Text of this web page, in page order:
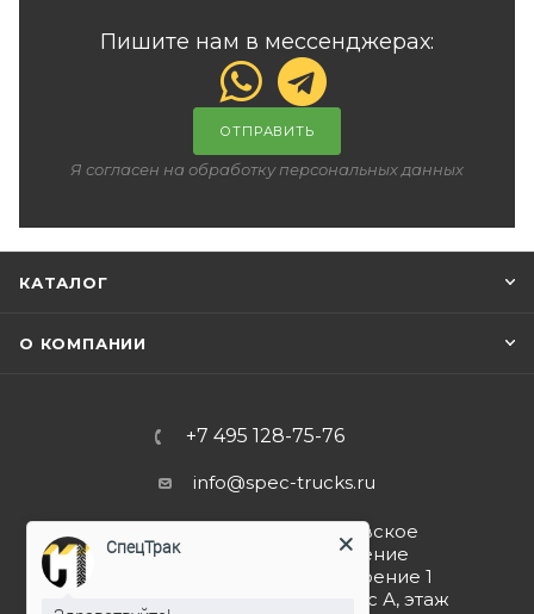
Пишите нам в мессенджерах:
ОТПРАВИТЬ
Я согласен на обработку персональных данных
КАТАЛОГ
О КОМПАНИИ
+7 495 128-75-76
info@spec-trucks.ru
108820, г. Москва, Киевское
шоссе 21-й км (поселение
Мосрентген), дом 3 строение 1
(Бизнес-центр G10), корпус А, этаж
СпецТрак